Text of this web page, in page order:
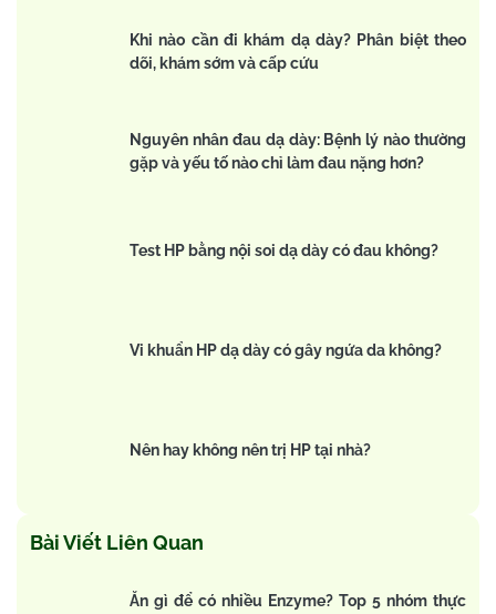
Khi nào cần đi khám dạ dày? Phân biệt theo
dõi, khám sớm và cấp cứu
Nguyên nhân đau dạ dày: Bệnh lý nào thường
gặp và yếu tố nào chỉ làm đau nặng hơn?
Test HP bằng nội soi dạ dày có đau không?
Vi khuẩn HP dạ dày có gây ngứa da không?
Nên hay không nên trị HP tại nhà?
Bài Viết Liên Quan
Ăn gì để có nhiều Enzyme? Top 5 nhóm thực